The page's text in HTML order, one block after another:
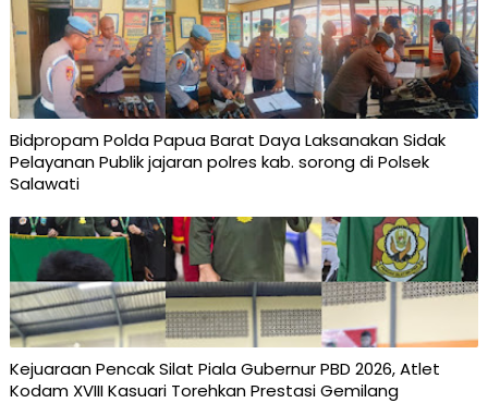
Bidpropam Polda Papua Barat Daya Laksanakan Sidak
Pelayanan Publik jajaran polres kab. sorong di Polsek
Salawati
Kejuaraan Pencak Silat Piala Gubernur PBD 2026, Atlet
Kodam XVIII Kasuari Torehkan Prestasi Gemilang